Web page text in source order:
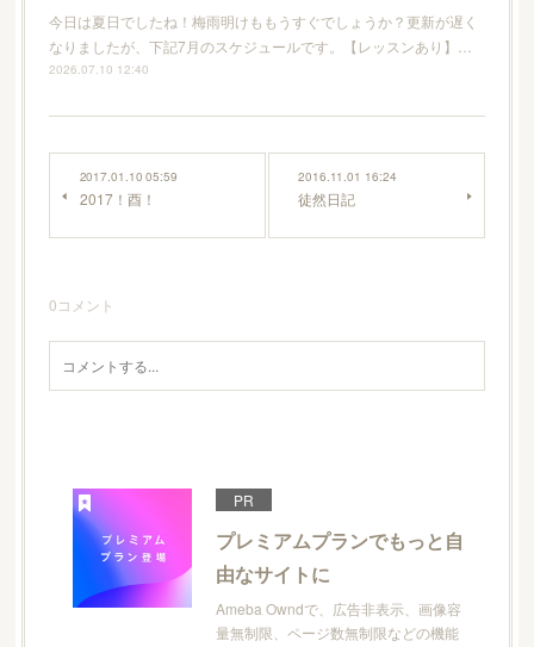
今日は夏日でしたね！梅雨明けももうすぐでしょうか？更新が遅く
なりましたが、下記7月のスケジュールです。【レッスンあり】…
2026.07.10 12:40
2017.01.10 05:59
2017！酉！
2016.11.01 16:24
徒然日記
0コメント
PR
プレミアムプランでもっと自
由なサイトに
Ameba Owndで、広告非表示、画像容
量無制限、ページ数無制限などの機能